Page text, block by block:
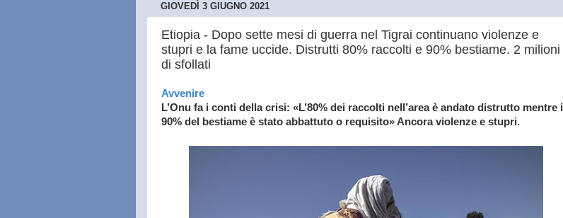
GIOVEDÌ 3 GIUGNO 2021
Etiopia - Dopo sette mesi di guerra nel Tigrai continuano violenze e
stupri e la fame uccide. Distrutti 80% raccolti e 90% bestiame. 2 milioni
di sfollati
Avvenire
L’Onu fa i conti della crisi: «L’80% dei raccolti nell’area è andato distrutto mentre il
90% del bestiame è stato abbattuto o requisito» Ancora violenze e stupri.